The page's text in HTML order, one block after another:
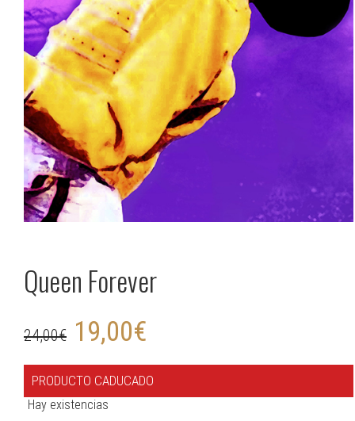
Queen Forever
24,00€ 19,00€
PRODUCTO CADUCADO
Hay existencias